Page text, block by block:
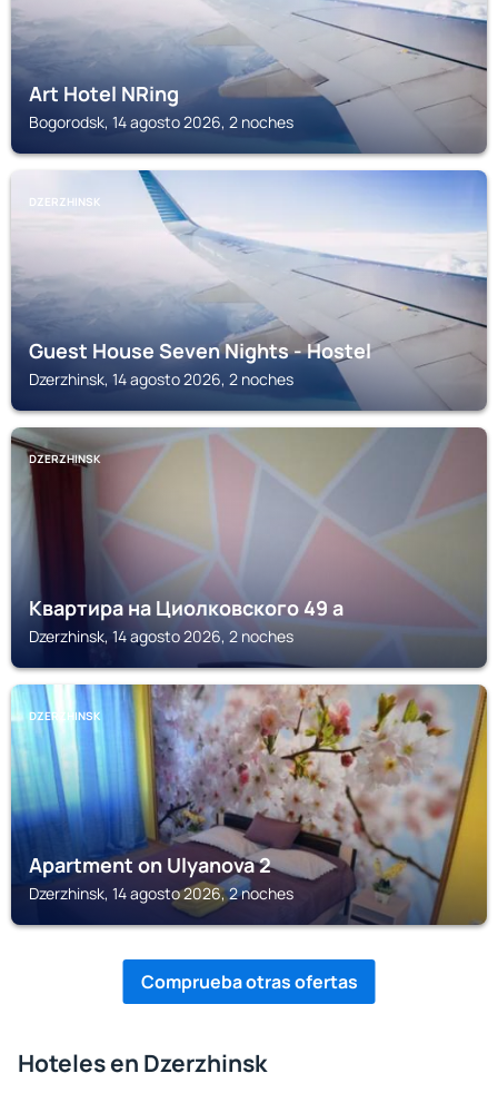
Art Hotel NRing
Bogorodsk, 14 agosto 2026, 2 noches
DZERZHINSK
Guest House Seven Nights - Hostel
Dzerzhinsk, 14 agosto 2026, 2 noches
DZERZHINSK
Квартира на Циолковского 49 а
Dzerzhinsk, 14 agosto 2026, 2 noches
DZERZHINSK
Apartment on Ulyanova 2
Dzerzhinsk, 14 agosto 2026, 2 noches
Comprueba otras ofertas
Hoteles en Dzerzhinsk